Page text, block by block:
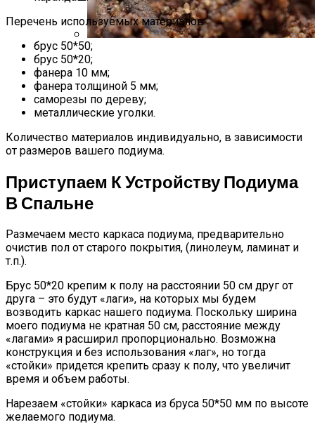
Стратификация Семян
Перечень используемых материалов:
брус 50*50;
брус 50*20;
фанера 10 мм;
фанера толщиной 5 мм;
саморезы по дереву;
металлические уголки.
Количество материалов индивидуально, в зависимости
от размеров вашего подиума.
Приступаем К Устройству Подиума
В Спальне
Размечаем место каркаса подиума, предварительно
очистив пол от старого покрытия, (линолеум, ламинат и
т.п.).
Брус 50*20 крепим к полу на расстоянии 50 см друг от
друга – это будут «лаги», на которых мы будем
возводить каркас нашего подиума. Поскольку ширина
моего подиума не кратная 50 см, расстояние между
«лагами» я расширил пропорционально. Возможна
конструкция и без использования «лаг», но тогда
«стойки» придется крепить сразу к полу, что увеличит
время и объем работы.
Нарезаем «стойки» каркаса из бруса 50*50 мм по высоте
желаемого подиума.